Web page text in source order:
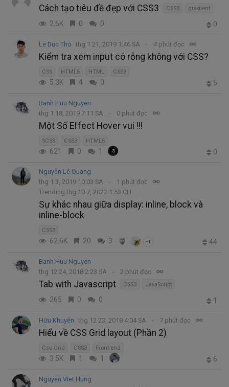
Cách tạo tiêu đề đẹp với CSS3 CSS3 gradient
2.6K 0 0 0
Le Duc Tho thg 1 21, 2019 1:46 SA 4 phút đọc
Kiểm tra xem input có rỗng không với CSS?
CSS HTML5 HTML CSS3
5.3K 4 0 5
Banh Huu Nguyen
thg 1 18, 2019 7:11 SA
0 phút đọc
Một Số Effect Hover vui !!!
SCSS CSS3 HTML5
621 0 1 0
Nguyễn Lê Quang
thg 1 3, 2019 10:03 SA
1 phút đọc
Trending thg 10 7, 2022 1:53 CH
Sự khác nhau giữa display: inline, block và
inline-block
CSS3
62.6K 20 3 +1 44
Banh Huu Nguyen
thg 12 24, 2018 2:23 SA
2 phút đọc
Tab with Javascript CSS3 JavaScript
265 0 0 1
Hữu Khuyên thg 12 23, 2018 4:04 SA 7 phút đọc
Hiểu về CSS Grid layout (Phần 2)
Css Grid CSS3 Front-end
3.5K 1 1 6
Nguyen Viet Hung